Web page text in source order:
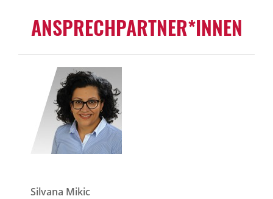
ANSPRECHPARTNER*INNEN
Silvana Mikic